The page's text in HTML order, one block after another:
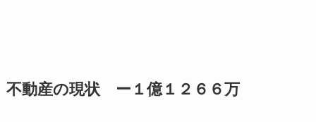
不動産の現状 ー１億１２６６万